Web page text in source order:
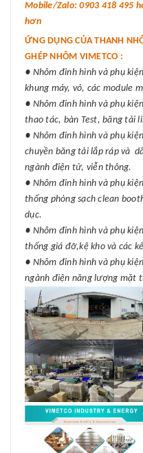
Mobile/Zalo: 0903 418 495
hơn
ỨNG DỤNG CỦA THANH
GHÉP NHÔM VIMETCO :
● Nhôm đinh hình và phụ
khung máy, vỏ, các module
● Nhôm đinh hình và phụ
thao tác, bàn Test, băng tải
● Nhôm đinh hình và phụ
chuyền băng tải lắp ráp và
ngành điện tử, viễn thông.
● Nhôm đinh hình và phụ
thống phòng sạch clean
dục.
● Nhôm đinh hình và phụ
thống giá đỡ,kệ kho và các
● Nhôm đinh hình và phụ
ngành điện năng lượng mặt